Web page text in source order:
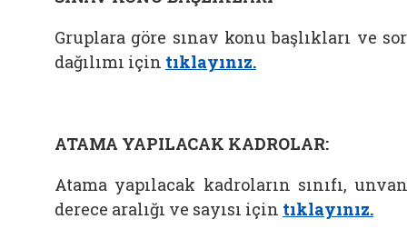
Gruplara göre sınav konu başlıkları ve
dağılımı için tıklayınız.
ATAMA YAPILACAK KADROLAR:
Atama yapılacak kadroların sınıfı,
derece aralığı ve sayısı için tıklayınız.